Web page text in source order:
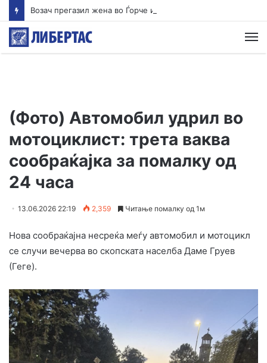
(Фото) Автомобил удрил во
мотоциклист: трета ваква
сообраќајка за помалку од
24 часа
13.06.2026 22:19 2,359 Читање помалку од 1м
Нова сообраќајна несреќа меѓу автомобил и мотоцикл
се случи вечерва во скопската населба Даме Груев
(Геге).